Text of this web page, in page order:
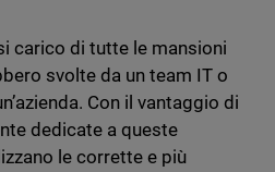
carico di tutte le mansioni
svolte da un team IT o
Con il vantaggio di
dedicate a queste
le corrette e più